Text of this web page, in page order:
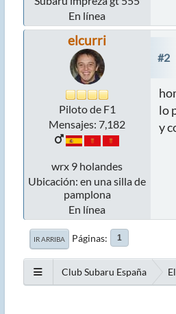
En línea
elcurri
Piloto de F1
Mensajes: 7,182
wrx 9 holandes
Ubicación: en una silla de
pamplona
En línea
#2
lo
y
IR ARRIBA Páginas 1
Club Subaru España